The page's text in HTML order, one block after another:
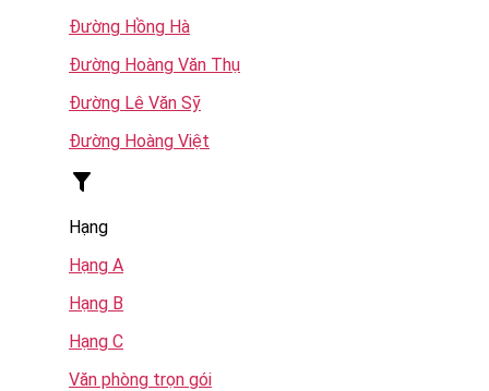
Đường Hồng Hà
Đường Hoàng Văn Thụ
Đường Lê Văn Sỹ
Đường Hoàng Việt
Hạng
Hạng A
Hạng B
Hạng C
Văn phòng trọn gói